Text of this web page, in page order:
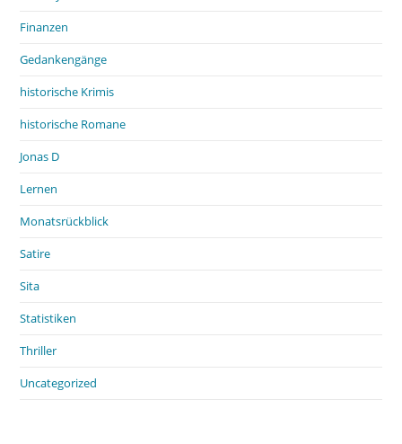
Finanzen
Gedankengänge
historische Krimis
historische Romane
Jonas D
Lernen
Monatsrückblick
Satire
Sita
Statistiken
Thriller
Uncategorized